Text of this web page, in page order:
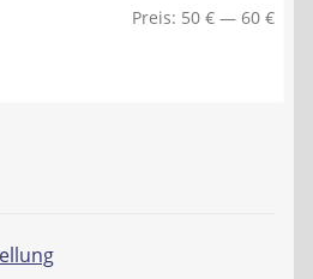
Min.
Max.
Preis: 50 € — 60 €